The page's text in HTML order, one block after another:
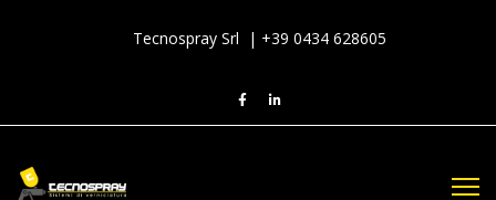
Tecnospray Srl | +39 0434 628605